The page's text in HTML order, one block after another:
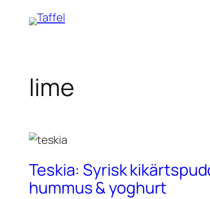
lime
Teskia: Syrisk
hummus & yoghurt